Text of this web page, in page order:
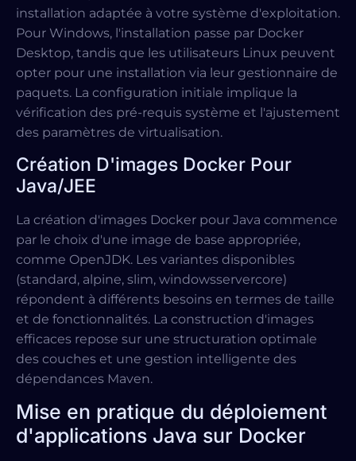
installation adaptée à votre système d'exploitation.
Pour Windows, l'installation passe par Docker
Desktop, tandis que les utilisateurs Linux peuvent
opter pour une installation via leur gestionnaire de
paquets. La configuration initiale implique la
vérification des pré-requis système et l'ajustement
des paramètres de virtualisation.
Création D'images Docker Pour
Java/JEE
La création d'images Docker pour Java commence
par le choix d'une image de base appropriée,
comme OpenJDK. Les variantes disponibles
(standard, alpine, slim, windowsservercore)
répondent à différents besoins en termes de taille
et de fonctionnalités. La construction d'images
efficaces repose sur une structuration optimale
des couches et une gestion intelligente des
dépendances Maven.
Mise en pratique du déploiement
d'applications Java sur Docker